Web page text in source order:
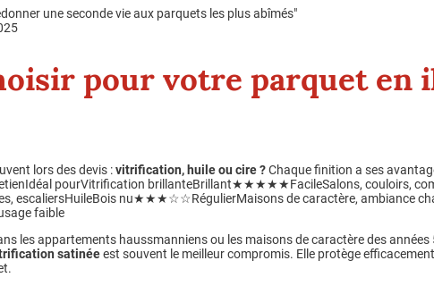
une seconde vie aux parquets les plus abîmés"
pour votre parquet en
lors des devis :vitrification, huile ou cire ?Chaque finition a ses
pourVitrification brillanteBrillant★★★★★FacileSalons, couloirs,
nu★★★☆☆RégulierMaisons de caractère, ambiance
faible
les appartements haussmanniens ou les maisons de caractère des années
satinéeest souvent le meilleur compromis. Elle protège